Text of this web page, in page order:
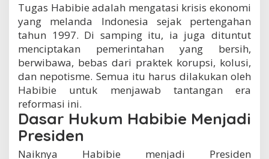
Tugas Habibie adalah mengatasi krisis ekonomi
yang melanda Indonesia sejak pertengahan
tahun 1997. Di samping itu, ia juga dituntut
menciptakan pemerintahan yang bersih,
berwibawa, bebas dari praktek korupsi, kolusi,
dan nepotisme. Semua itu harus dilakukan oleh
Habibie untuk menjawab tantangan era
reformasi ini.
Dasar Hukum Habibie Menjadi
Presiden
Naiknya Habibie menjadi Presiden